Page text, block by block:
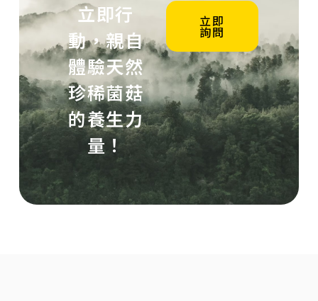
立即行
動，親自
體驗天然
珍稀菌菇
的養生力
量！
立即
詢問